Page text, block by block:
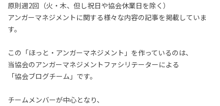
原則週2回（火・木、但し祝日や協会休業日を除く）
アンガーマネジメントに関する様々な内容の記事を掲載していま
す。
この「ほっと・アンガーマネジメント」を作っているのは、
当協会のアンガーマネジメントファシリテーターによる
「協会ブログチーム」です。
チームメンバーが中心となり、